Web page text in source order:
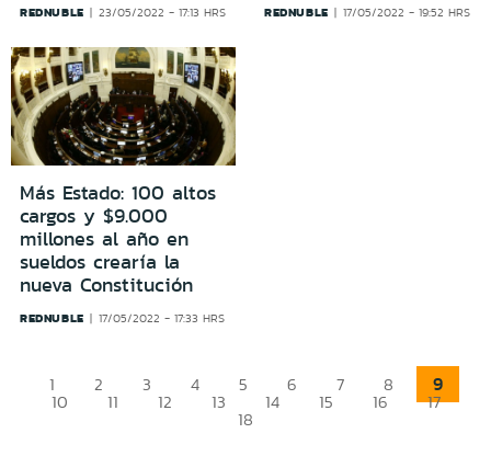
REDNUBLE 23/05/2022 - 17:13 HRS REDNUBLE 17/05/2022 - 19:52 HRS
Más Estado: 100 altos
cargos y $9.000
millones al año en
sueldos crearía la
nueva Constitución
REDNUBLE 17/05/2022 - 17:33 HRS
1 2 3 4 5 6 7 8 9
10 11 12 13 14 15 16 17
18